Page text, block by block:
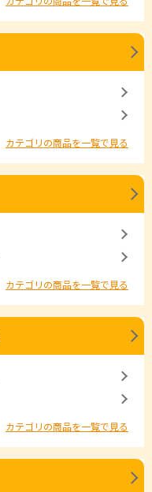
カテゴリの商品を一覧で見る
カテゴリの商品を一覧で見る
カテゴリの商品を一覧で見る